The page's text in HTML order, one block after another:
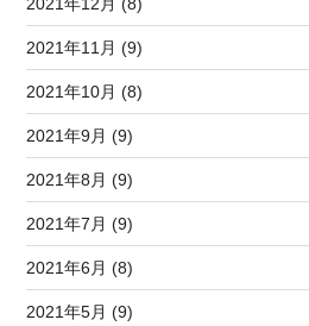
2021年12月 (8)
2021年11月 (9)
2021年10月 (8)
2021年9月 (9)
2021年8月 (9)
2021年7月 (9)
2021年6月 (8)
2021年5月 (9)